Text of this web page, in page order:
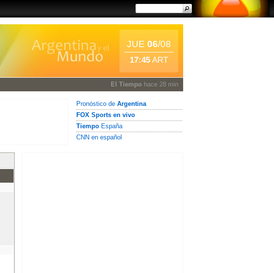
JUE 06/08
17:45 ART
El Tiempo hace 28 min
Pronóstico de Argentina
FOX Sports en vivo
Tiempo España
CNN en español